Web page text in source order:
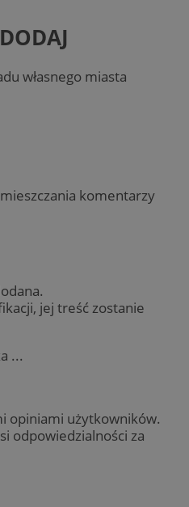
DODAJ
własnego miasta
komentarzy
jej treść zostanie
...
opiniami użytkowników.
odpowiedzialności za